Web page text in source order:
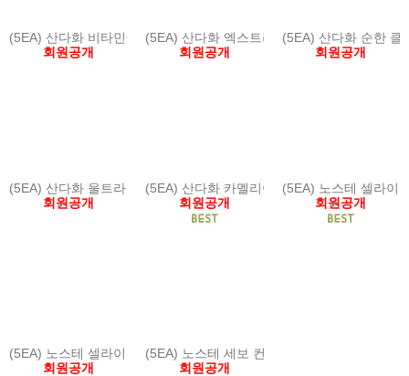
(5EA) 산다화 비타민C 화이트닝 에센스
회원공개
(5EA) 산다화 엑스트라 버진 카멜리아 페이스
회원공개
(5EA) 산다화 순한 클
회원공개
(5EA) 산다화 울트라 젠틀 약산성 세안제
회원공개
(5EA) 산다화 카멜리아 리페어 헤어 오일
회원공개
(5EA) 노스테 셀라이
회원공개
(5EA) 노스테 셀라이크 모이스춰 수딩아토 크림 80 g
회원공개
(5EA) 노스테 세보 컨트롤 포밍 클렌저
회원공개